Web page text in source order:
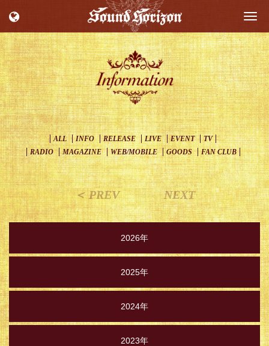
ALL INFO RELEASE LIVE EVENT
TV
RADIO
MAGAZINE WEB/MOBILE GOODS FAN CLUB
＜ PREV NEXT
2026年
2025年
2024年
2023年